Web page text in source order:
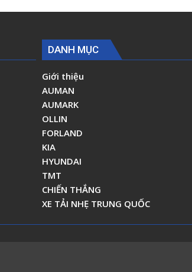
DANH MỤC
Giới thiệu
AUMAN
AUMARK
OLLIN
FORLAND
KIA
HYUNDAI
TMT
CHIẾN THẮNG
XE TẢI NHẸ TRUNG QUỐC